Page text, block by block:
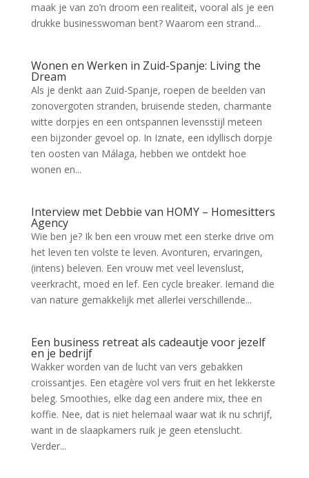
maak je van zo’n droom een realiteit, vooral als je een
drukke businesswoman bent? Waarom een strand...
Wonen en Werken in Zuid-Spanje: Living the
Dream
Als je denkt aan Zuid-Spanje, roepen de beelden van
zonovergoten stranden, bruisende steden, charmante
witte dorpjes en een ontspannen levensstijl meteen
een bijzonder gevoel op. In Iznate, een idyllisch dorpje
ten oosten van Málaga, hebben we ontdekt hoe
wonen en...
Interview met Debbie van HOMY – Homesitters
Agency
Wie ben je? Ik ben een vrouw met een sterke drive om
het leven ten volste te leven. Avonturen, ervaringen,
(intens) beleven. Een vrouw met veel levenslust,
veerkracht, moed en lef. Een cycle breaker. Iemand die
van nature gemakkelijk met allerlei verschillende...
Een business retreat als cadeautje voor jezelf
en je bedrijf
Wakker worden van de lucht van vers gebakken
croissantjes. Een etagère vol vers fruit en het lekkerste
beleg. Smoothies, elke dag een andere mix, thee en
koffie. Nee, dat is niet helemaal waar wat ik nu schrijf,
want in de slaapkamers ruik je geen etenslucht.
Verder...